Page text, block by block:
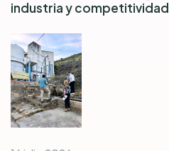
industria y competitividad